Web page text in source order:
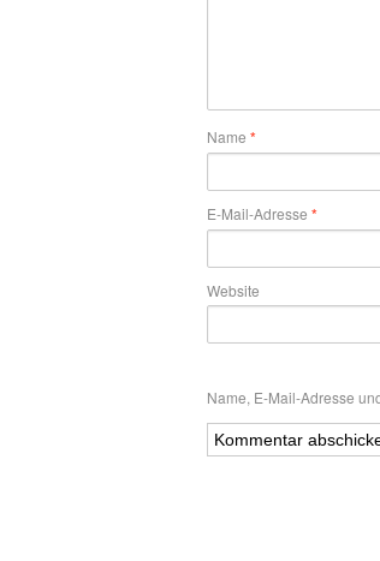
Name *
E-Mail-Adresse *
Website
Name, E-Mail-Adresse